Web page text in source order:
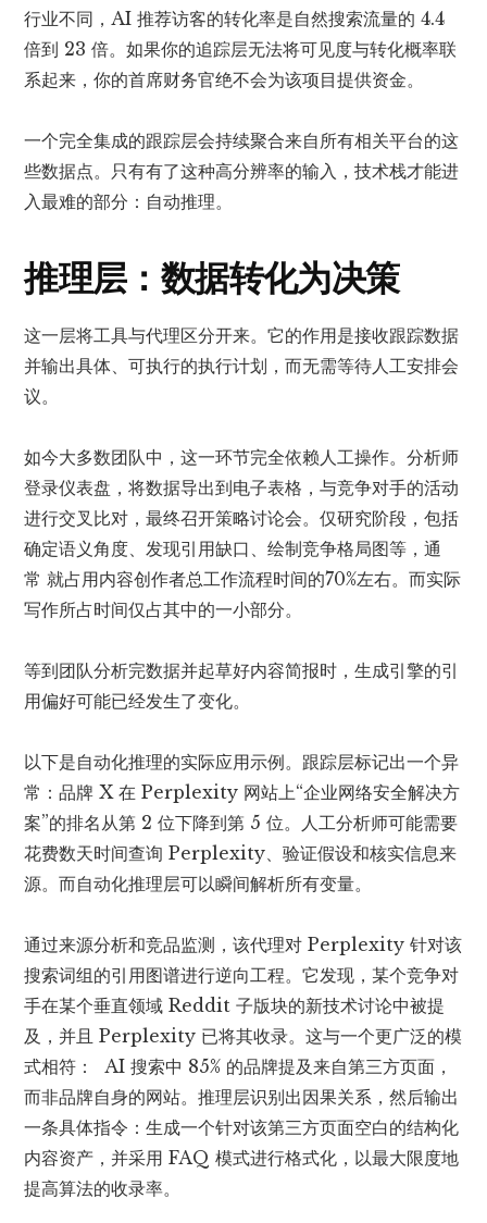
行业不同 ，AI 推荐访客的转化率是自然搜索流量的 4.4
倍到 23 倍。如果你的追踪层无法将可见度与转化概率联
系起来，你的首席财务官绝不会为该项目提供资金。
一个完全集成的跟踪层会持续聚合来自所有相关平台的这
些数据点。只有有了这种高分辨率的输入，技术栈才能进
入最难的部分：自动推理。
推理层：数据转化为决策
这一层将工具与代理区分开来。它的作用是接收跟踪数据
并输出具体、可执行的执行计划，而无需等待人工安排会
议。
如今大多数团队中，这一环节完全依赖人工操作。分析师
登录仪表盘，将数据导出到电子表格，与竞争对手的活动
进行交叉比对，最终召开策略讨论会。仅研究阶段，包括
确定语义角度、发现引用缺口、绘制竞争格局图等，通
常 就占用内容创作者总工作流程时间的70%左右。而实际
写作所占时间仅占其中的一小部分。
等到团队分析完数据并起草好内容简报时，生成引擎的引
用偏好可能已经发生了变化。
以下是自动化推理的实际应用示例。跟踪层标记出一个异
常：品牌 X 在 Perplexity 网站上“企业网络安全解决方
案”的排名从第 2 位下降到第 5 位。人工分析师可能需要
花费数天时间查询 Perplexity、验证假设和核实信息来
源。而自动化推理层可以瞬间解析所有变量。
通过来源分析和竞品监测，该代理对 Perplexity 针对该
搜索词组的引用图谱进行逆向工程。它发现，某个竞争对
手在某个垂直领域 Reddit 子版块的新技术讨论中被提
及，并且 Perplexity 已将其收录。这与一个更广泛的模
式相符： AI 搜索中 85% 的品牌提及来自第三方页面 ，
而非品牌自身的网站。推理层识别出因果关系，然后输出
一条具体指令：生成一个针对该第三方页面空白的结构化
内容资产，并采用 FAQ 模式进行格式化，以最大限度地
提高算法的收录率。